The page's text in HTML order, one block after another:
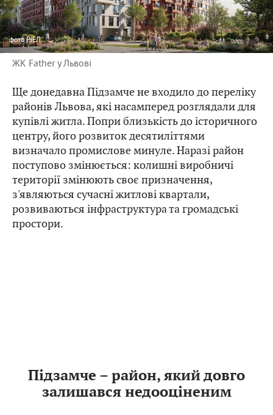
фотоРІЕЛ
ЖК Father у Львові
Ще донедавна Підзамче не входило до переліку
районів Львова, які насамперед розглядали для
купівлі житла. Попри близькість до історичного
центру, його розвиток десятиліттями
визначало промислове минуле. Наразі район
поступово змінюється: колишні виробничі
території змінюють своє призначення,
з'являються сучасні житлові квартали,
розвиваються інфраструктура та громадські
простори.
Підзамче – район, який довго
залишався недооціненим